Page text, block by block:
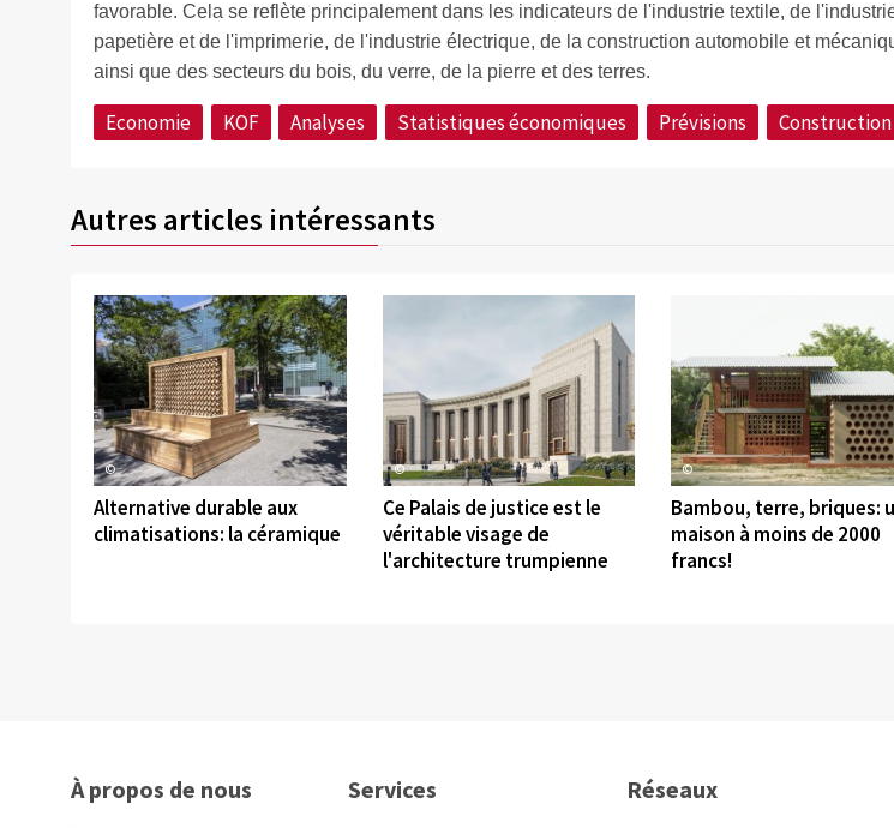
favorable. Cela se reflète principalement dans les indicateurs de l'industrie textile, de
papetière et de l'imprimerie, de l'industrie électrique, de la construction automobile et
ainsi que des secteurs du bois, du verre, de la pierre et des terres.
Economie KOF Analyses Statistiques économiques Prévisions Construction
Autres articles intéressants
©
Alternative durable aux
climatisations: la céramique
©
Ce Palais de justice est le
véritable visage de
l'architecture trumpienne
©
Bambou, terre, briques:
maison à moins de 2000
francs!
À propos de nous Services Réseaux